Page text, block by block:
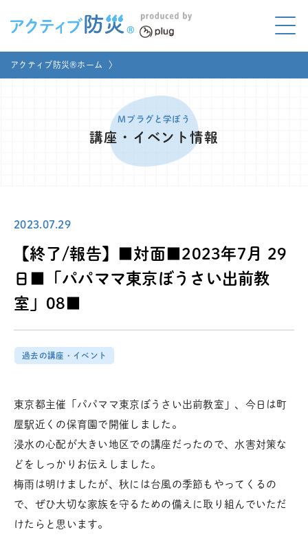
アクティブ防災とは?
家庭でやってみよう
メディア掲載
お問い合わせ
アクティブ防災®ホーム 〉
Mプラグと学ぼう
講座・イベント情報
2023.07.29
【終了/報告】■対面■2023年7月 29
日■「パパママ東京ぼうさい出前教
室」08■
過去の講座・イベント
東京都主催「パパママ東京ぼうさい出前教室」、今日は町
屋駅近くの保育園で開催しました。
浸水の心配が大きい地区での講座だったので、水害対策な
どをしっかりお伝えしました。
梅雨は明けましたが、秋には台風の季節もやってくるの
で、ぜひ大切な家族を守るための備えに取り組んでいただ
けたらと思います。